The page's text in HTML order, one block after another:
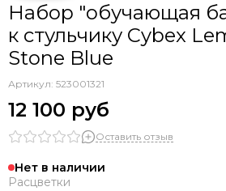
Набор "обучающая
к стульчику Cybex
Stone Blue
Артикул: 523001321
12 100 руб
Оставить отзыв
Нет в наличии
Расцветки